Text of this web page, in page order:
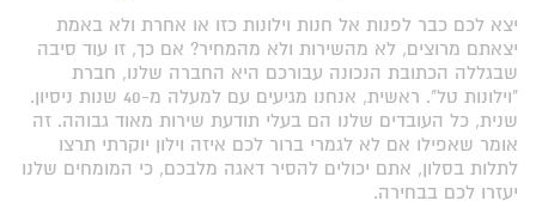
יצא לכם כבר לפנות אל חנות וילונות כזו או אחרת ולא באמת
יצאתם מרוצים, לא מהשירות ולא מהמחיר? אם כך, זו עוד סיבה
שבגללה הכתובת הנכונה עבורכם היא החברה שלנו, חברת
"וילונות טל". ראשית, אנחנו מגיעים עם למעלה מ-40 שנות ניסיון.
שנית, כל העובדים שלנו הם בעלי תודעת שירות מאוד גבוהה. זה
אומר שאפילו אם לא לגמרי ברור לכם איזה וילון יוקרתי תרצו
לתלות בסלון, אתם יכולים להסיר דאגה מלבכם, כי המומחים שלנו
יעזרו לכם בבחירה.